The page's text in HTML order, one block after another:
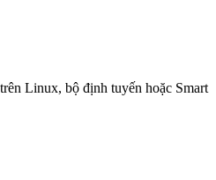
Linux, bộ định tuyến hoặc Smart